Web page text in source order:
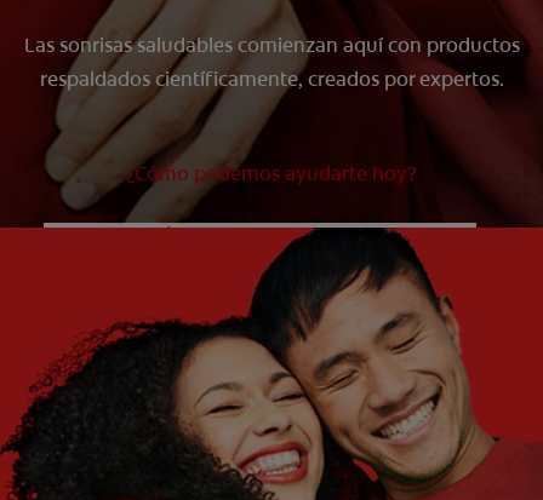
SUSCRÍBETE
Las sonrisas saludables comienzan aquí con productos
respaldados científicamente, creados por expertos.
¿Cómo podemos ayudarte hoy?
¿QUÉ ES LO QUE NECESITAS?
¿CUÁLES SON TUS OBJETIVOS?
Elige una opción